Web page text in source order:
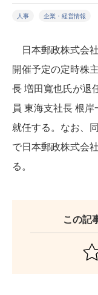
人事 企業・経営情報
日本郵政株式会
開催予定の定時株
長 増田寬也氏が退
員 東海支社長 根
就任する。なお、
で日本郵政株式会
る。
この記